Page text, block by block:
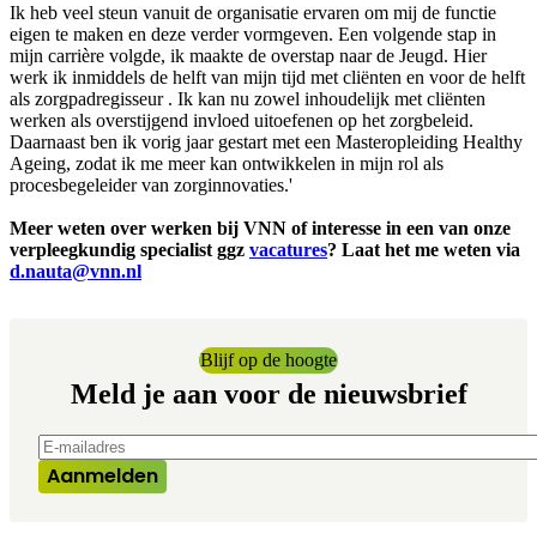
Ik heb veel steun vanuit de organisatie ervaren om mij de functie
eigen te maken en deze verder vormgeven. Een volgende stap in
mijn carrière volgde, ik maakte de overstap naar de Jeugd. Hier
werk ik inmiddels de helft van mijn tijd met cliënten en voor de helft
als zorgpadregisseur . Ik kan nu zowel inhoudelijk met cliënten
werken als overstijgend invloed uitoefenen op het zorgbeleid.
Daarnaast ben ik vorig jaar gestart met een Masteropleiding Healthy
Ageing, zodat ik me meer kan ontwikkelen in mijn rol als
procesbegeleider van zorginnovaties.'
Meer weten over werken bij VNN of interesse in een van onze
verpleegkundig specialist ggz vacatures? Laat het me weten via
d.nauta@vnn.nl
Blijf op de hoogte
Meld je aan voor de nieuwsbrief
E-mailadres
Aanmelden